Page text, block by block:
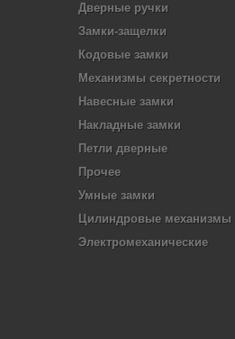
Дверные ручки
Замки-защелки
Кодовые замки
Механизмы секретности
Навесные замки
Накладные замки
Петли дверные
Прочее
Умные замки
Цилиндровые механизмы
Электромеханические